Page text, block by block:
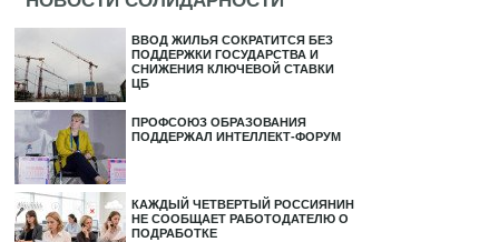
ВВОД ЖИЛЬЯ СОКРАТИТСЯ БЕЗ
ПОДДЕРЖКИ ГОСУДАРСТВА И
СНИЖЕНИЯ КЛЮЧЕВОЙ СТАВКИ
ЦБ
ПРОФСОЮЗ ОБРАЗОВАНИЯ
ПОДДЕРЖАЛ ИНТЕЛЛЕКТ-ФОРУМ
КАЖДЫЙ ЧЕТВЕРТЫЙ РОССИЯНИН
НЕ СООБЩАЕТ РАБОТОДАТЕЛЮ О
ПОДРАБОТКЕ